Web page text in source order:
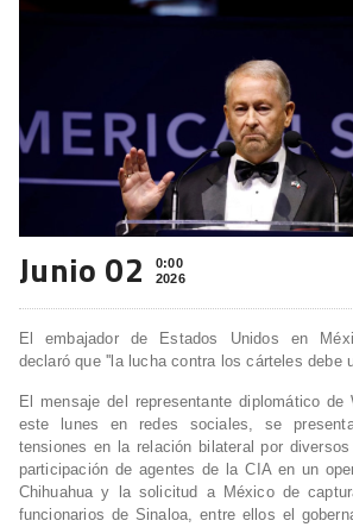
Junio 02
0:00
2026
El embajador de Estados Unidos en
declaró que ''la lucha contra los cárteles debe
El mensaje del representante diplomático de
este lunes en redes sociales, se
tensiones en la relación bilateral por
participación de agentes de la CIA en un
Chihuahua y la solicitud a México de
funcionarios de Sinaloa, entre ellos el